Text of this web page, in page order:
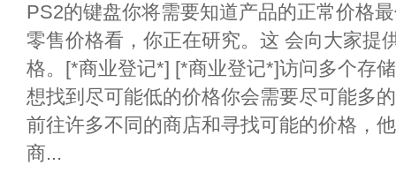
PS2的键盘你将需要知道产品的正常价格
零售价格看，你正在研究。这 会向大家提
格。[*商业登记*] [*商业登记*]访问多个存
想找到尽可能低的价格你会需要尽可能多
前往许多不同的商店和寻找可能的价格，
商...